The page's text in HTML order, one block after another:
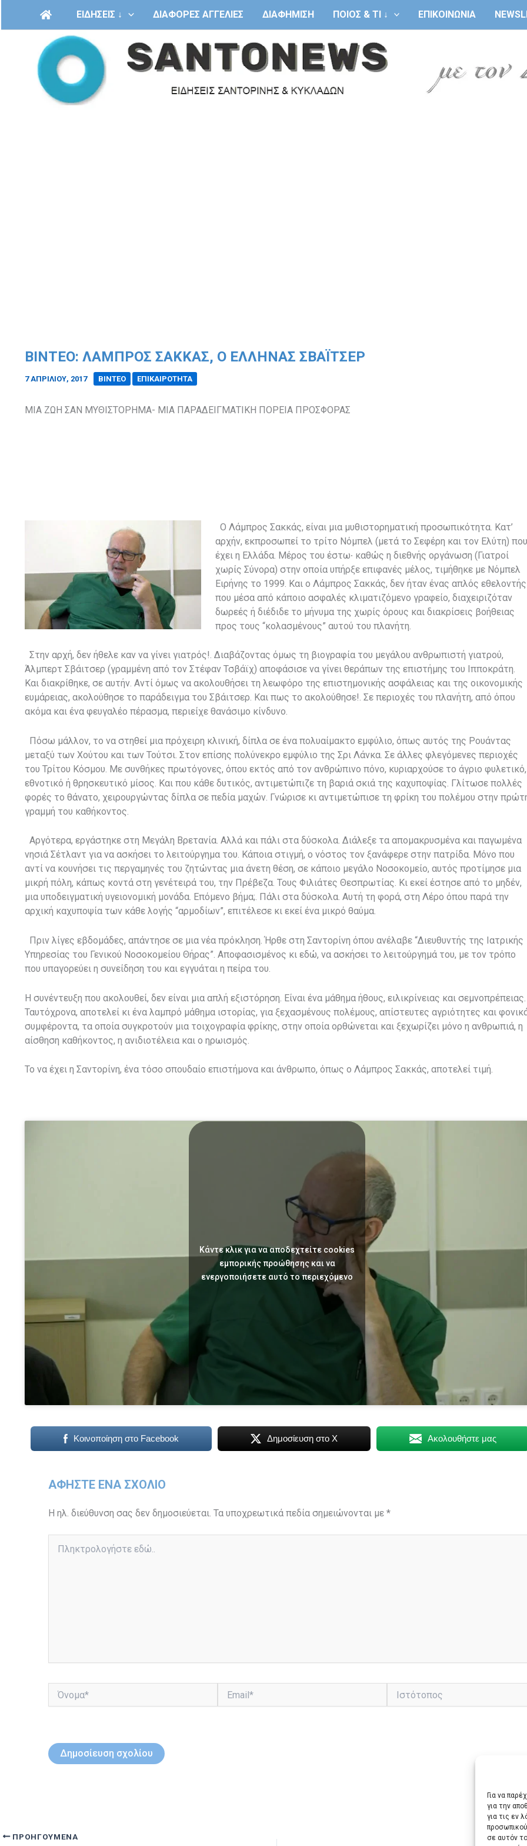
Για να
για την
για τις εν
σε αυτόν
ΕΙΔΗΣΕΙΣ ↓ ΔΙΑΦΟΡΕΣ ΑΓΓΕΛΙΕΣ ΔΙΑΦΗΜΙΣΗ ΠΟΙΟΣ & ΤΙ ↓ ΕΠΙΚΟΙΝΩΝΙΑ
ΒΙΝΤΕΟ: ΛΑΜΠΡΟΣ ΣΑΚΚΑΣ, Ο ΕΛΛΗΝΑΣ ΣΒΑΪΤΣΕΡ
7 ΑΠΡΙΛΊΟΥ, 2017 ΒΙΝΤΕΟ ΕΠΙΚΑΙΡΟΤΗΤΑ
ΜΙΑ ΖΩΗ ΣΑΝ ΜΥΘΙΣΤΟΡΗΜΑ- ΜΙΑ ΠΑΡΑΔΕΙΓΜΑΤΙΚΗ ΠΟΡΕΙΑ ΠΡΟΣΦΟΡΑΣ
Ο Λάμπρος Σακκάς, είναι μια μυθιστορηματική προσωπικότητα. Κατ’
αρχήν, εκπροσωπεί το τρίτο Νόμπελ (μετά το Σεφέρη και τον Ελύτη) που
έχει η Ελλάδα. Μέρος του έστω· καθώς η διεθνής οργάνωση (Γιατροί
χωρίς Σύνορα) στην οποία υπήρξε επιφανές μέλος, τιμήθηκε με Νόμπελ
Ειρήνης το 1999. Και ο Λάμπρος Σακκάς, δεν ήταν ένας απλός εθελοντής
που μέσα από κάποιο ασφαλές κλιματιζόμενο γραφείο, διαχειριζόταν
δωρεές ή διέδιδε το μήνυμα της χωρίς όρους και διακρίσεις βοήθειας
προς τους “κολασμένους” αυτού του πλανήτη.
Στην αρχή, δεν ήθελε καν να γίνει γιατρός!. Διαβάζοντας όμως τη βιογραφία του μεγάλου ανθρωπιστή γιατρού,
Άλμπερτ Σβάιτσερ (γραμμένη από τον Στέφαν Τσβάϊχ) αποφάσισε να γίνει θεράπων της επιστήμης του Ιπποκράτη.
Και διακρίθηκε, σε αυτήν. Αντί όμως να ακολουθήσει τη λεωφόρο της επιστημονικής ασφάλειας και της οικονομικής
ευμάρειας, ακολούθησε το παράδειγμα του Σβάιτσερ. Και πως το ακολούθησε!. Σε περιοχές του πλανήτη, από όπου
ακόμα και ένα φευγαλέο πέρασμα, περιείχε θανάσιμο κίνδυνο.
Πόσω μάλλον, το να στηθεί μια πρόχειρη κλινική, δίπλα σε ένα πολυαίμακτο εμφύλιο, όπως αυτός της Ρουάντας
μεταξύ των Χούτου και των Τούτσι. Στον επίσης πολύνεκρο εμφύλιο της Σρι Λάνκα. Σε άλλες φλεγόμενες περιοχές
του Τρίτου Κόσμου. Με συνθήκες πρωτόγονες, όπου εκτός από τον ανθρώπινο πόνο, κυριαρχούσε το άγριο φυλετικό,
εθνοτικό ή θρησκευτικό μίσος. Και που κάθε δυτικός, αντιμετώπιζε τη βαριά σκιά της καχυποψίας. Γλίτωσε πολλές
φορές το θάνατο, χειρουργώντας δίπλα σε πεδία μαχών. Γνώρισε κι αντιμετώπισε τη φρίκη του πολέμου στην
γραμμή του καθήκοντος.
Αργότερα, εργάστηκε στη Μεγάλη Βρετανία. Αλλά και πάλι στα δύσκολα. Διάλεξε τα απομακρυσμένα και παγωμένα
νησιά Σέτλαντ για να ασκήσει το λειτούργημα του. Κάποια στιγμή, ο νόστος τον ξανάφερε στην πατρίδα. Μόνο που
αντί να κουνήσει τις περγαμηνές του ζητώντας μια άνετη θέση, σε κάποιο μεγάλο Νοσοκομείο, αυτός προτίμησε μια
μικρή πόλη, κάπως κοντά στη γενέτειρά του, την Πρέβεζα. Τους Φιλιάτες Θεσπρωτίας. Κι εκεί έστησε από το μηδέν,
μια υποδειγματική υγειονομική μονάδα. Επόμενο βήμα;. Πάλι στα δύσκολα. Αυτή τη φορά, στη Λέρο όπου παρά την
αρχική καχυποψία των κάθε λογής “αρμοδίων”, επιτέλεσε κι εκεί ένα μικρό θαύμα.
Πριν λίγες εβδομάδες, απάντησε σε μια νέα πρόκληση. Ήρθε στη Σαντορίνη όπου ανέλαβε “Διευθυντής της Ιατρικής
Υπηρεσίας του Γενικού Νοσοκομείου Θήρας”. Αποφασισμένος κι εδώ, να ασκήσει το λειτούργημά του, με τον τρόπο
που υπαγορεύει η συνείδηση του και εγγυάται η πείρα του.
Η συνέντευξη που ακολουθεί, δεν είναι μια απλή εξιστόρηση. Είναι ένα μάθημα ήθους, ειλικρίνειας και σεμνοπρέπειας.
Ταυτόχρονα, αποτελεί κι ένα λαμπρό μάθημα ιστορίας, για ξεχασμένους πολέμους, απίστευτες αγριότητες και
συμφέροντα, τα οποία συγκροτούν μια τοιχογραφία φρίκης, στην οποία ορθώνεται και ξεχωρίζει μόνο η ανθρωπιά, η
αίσθηση καθήκοντος, η ανιδιοτέλεια και ο ηρωισμός.
Το να έχει η Σαντορίνη, ένα τόσο σπουδαίο επιστήμονα και άνθρωπο, όπως ο Λάμπρος Σακκάς, αποτελεί τιμή.
Κάντε κλικ για να αποδεχτείτε cookies
εμπορικής προώθησης και να
ενεργοποιήσετε αυτό το περιεχόμενο
Κοινοποίηση στο Facebook Δημοσίευση στο X Ακολουθήστε μας
ΑΦΉΣΤΕ ΈΝΑ ΣΧΌΛΙΟ
Η ηλ. διεύθυνση σας δεν δημοσιεύεται. Τα υποχρεωτικά πεδία σημειώνονται με *
εδώ..
ΠΡΟΗΓΟΎΜΕΝΑ